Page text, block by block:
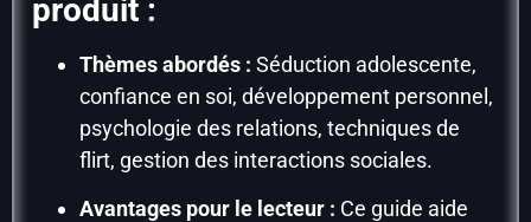
produit :
Thèmes abordés : Séduction adolescente,
confiance en soi, développement personnel,
psychologie des relations, techniques de
flirt, gestion des interactions sociales.
Avantages pour le lecteur : Ce guide aide